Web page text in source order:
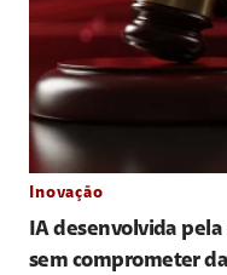
Inovação
IA desenvolvida pela
sem comprometer